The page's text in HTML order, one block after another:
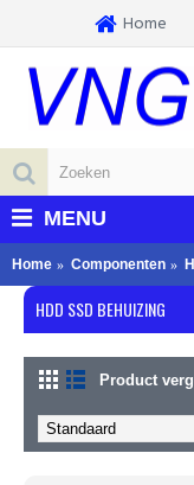
Home
MENU
Home Componenten
HDD SSD BEHUIZING
Product